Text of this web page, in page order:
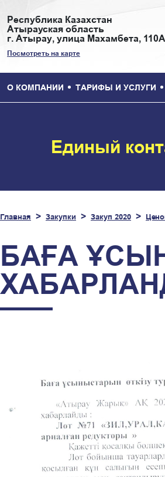
Республика Казахстан
Атырауская область
г. Атырау, улица Махамбета, 110А
Посмотреть на карте
О КОМПАНИИ ТАРИФЫ И УСЛУГИ
Единый
Главная Закупки Закуп 2020
БАҒА